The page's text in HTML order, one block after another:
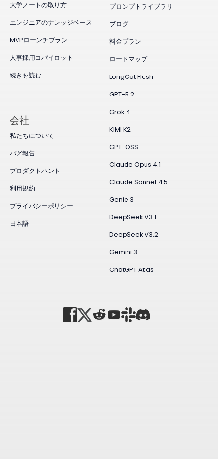
大学ノートの取り方
エンジニアのナレッジベース
MVPローンチプラン
人事採用コパイロット
続きを読む
プロンプトライブラリ
ブログ
料金プラン
ロードマップ
LongCat Flash
GPT-5.2
Grok 4
KIMI K2
GPT-OSS
Claude Opus 4.1
Claude Sonnet 4.5
Genie 3
DeepSeek V3.1
DeepSeek V3.2
Gemini 3
ChatGPT Atlas
会社
私たちについて
バグ報告
プロダクトハント
利用規約
プライバシーポリシー
日本語